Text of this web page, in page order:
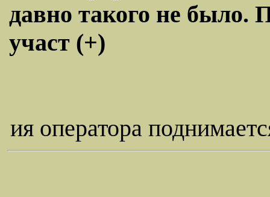
давно такого не было.
участ (+)
ия оператора